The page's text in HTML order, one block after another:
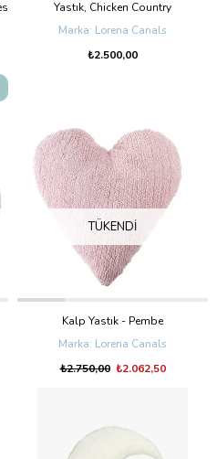
Yastık, Chicken Country
Lorena Canals
₺2.500,00
TÜKENDI
Kalp Yastık - Pembe
Lorena Canals
₺2.062,50
₺2.750,00